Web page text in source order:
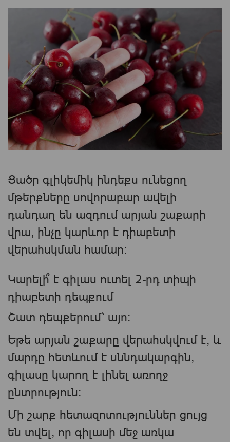
Ցածր գլիկեմիկ ինդեքս ունեցող
մթերքները սովորաբար ավելի
դանդաղ են ազդում արյան շաքարի
վրա, ինչը կարևոր է դիաբետի
վերահսկման համար։
Կարելի՞ է գիլաս ուտել 2-րդ տիպի
դիաբետի դեպքում
Շատ դեպքերում՝ այո։
Եթե արյան շաքարը վերահսկվում է, և
մարդը հետևում է սննդակարգին,
գիլասը կարող է լինել առողջ
ընտրություն։
Մի շարք հետազոտություններ ցույց
են տվել, որ գիլասի մեջ առկա